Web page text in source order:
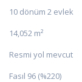
10 dönüm 2 evlek
14,052 m²
Resmi yol mevcut
Fasıl 96 (%220)